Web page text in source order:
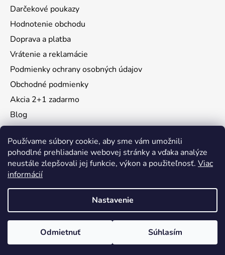
Používame súbory cookie, aby sme vám umožnili
pohodlné prehliadanie webovej stránky a vďaka analýze
neustále zlepšovali jej funkcie, výkon a použiteľnosť. Viac
informácií
Nastavenie
Odmietnuť Súhlasím
Darčekové poukazy
Hodnotenie obchodu
Doprava a platba
Vrátenie a reklamácie
Podmienky ochrany osobných údajov
Obchodné podmienky
Akcia 2+1 zadarmo
Blog
Moja objednávka
Instagram
Vytvoril Shoptet
Copyright 2026KidsMall
. Všetky práva vyhradené.
Upraviť nastavenie cookies